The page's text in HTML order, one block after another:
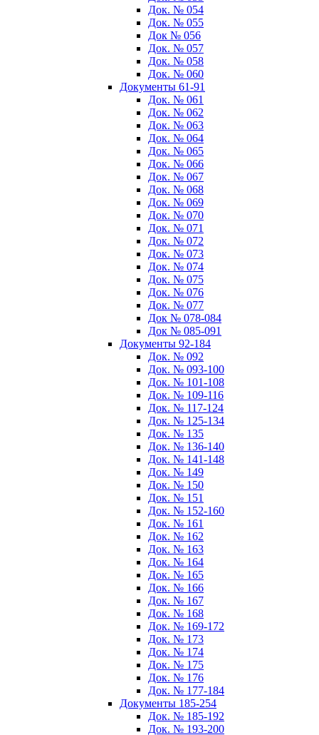
Док. № 054
Док. № 055
Док № 056
Док. № 057
Док. № 058
Док. № 060
Документы 61-91
Док. № 061
Док. № 062
Док. № 063
Док. № 064
Док. № 065
Док. № 066
Док. № 067
Док. № 068
Док. № 069
Док. № 070
Док. № 071
Док. № 072
Док. № 073
Док. № 074
Док. № 075
Док. № 076
Док. № 077
Док № 078-084
Док № 085-091
Документы 92-184
Док. № 092
Док. № 093-100
Док. № 101-108
Док. № 109-116
Док. № 117-124
Док. № 125-134
Док. № 135
Док. № 136-140
Док. № 141-148
Док. № 149
Док. № 150
Док. № 151
Док. № 152-160
Док. № 161
Док. № 162
Док. № 163
Док. № 164
Док. № 165
Док. № 166
Док. № 167
Док. № 168
Док. № 169-172
Док. № 173
Док. № 174
Док. № 175
Док. № 176
Док. № 177-184
Документы 185-254
Док. № 185-192
Док. № 193-200